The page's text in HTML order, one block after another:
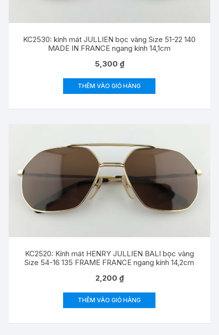
KC2530: kính mát JULLIEN bọc vàng Size 51-22 140
MADE IN FRANCE ngang kính 14,1cm
5,300 ₫
THÊM VÀO GIỎ HÀNG
KC2520: Kính mát HENRY JULLIEN BALI bọc vàng
Size 54-16 135 FRAME FRANCE ngang kính 14,2cm
2,200 ₫
THÊM VÀO GIỎ HÀNG